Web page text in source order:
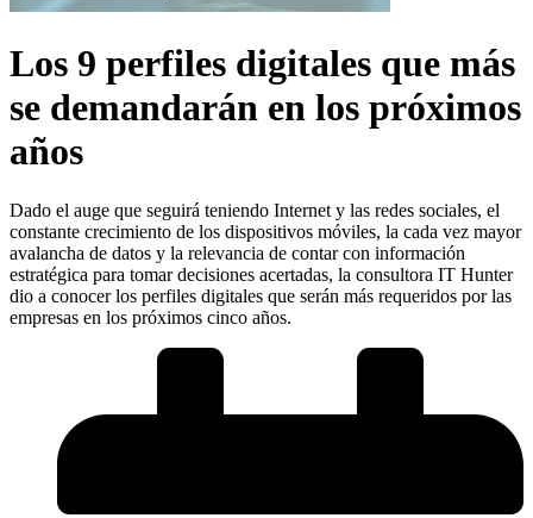
Los 9 perfiles digitales que más
se demandarán en los próximos
años
Dado el auge que seguirá teniendo Internet y las redes sociales, el
constante crecimiento de los dispositivos móviles, la cada vez mayor
avalancha de datos y la relevancia de contar con información
estratégica para tomar decisiones acertadas, la consultora IT Hunter
dio a conocer los perfiles digitales que serán más requeridos por las
empresas en los próximos cinco años.